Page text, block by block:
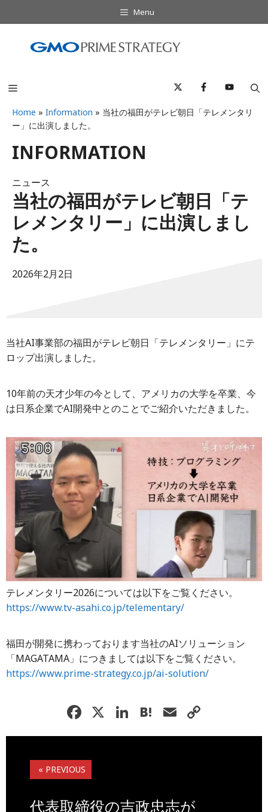
ン
Menu
Menu
Home » Information » 当社の福田がテレビ朝日「テレメンタリ
ー」に出演しました。
INFORMATION
ニュース
当社の福田がテレビ朝日「テ
レメンタリー」に出演しまし
た。
2026年2月2日
当社AI事業部の福田がテレビ朝日「テレメンタリー」にテ
ロップ出演しました。
10年前の天才少年の今として、アメリカの大学を卒業、今
は日系企業でAI開発中とのことでご紹介いただきました。
テレメンタリー2026については以下をご覧ください。
https://www.tv-asahi.co.jp/telementary/
福田が開発に携わっております当社のAIソリューション
「MAGATAMA」につきましては以下をご覧ください。
https://www.prime-strategy.co.jp/ai-solution/
F
a
e
b
X Li
n
H
at
E
m o
« PREVIOUS
代表取締役の吉政忠志が